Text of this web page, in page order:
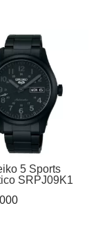
5 Sports
SRPJ09K1